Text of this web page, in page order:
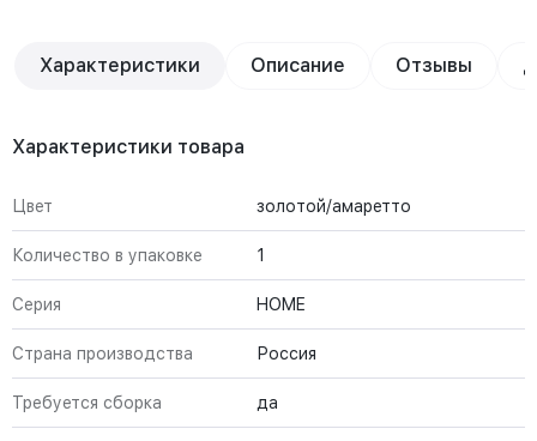
Характеристики Описание Отзывы
Характеристики товара
Цвет золотой/амаретто
Количество в упаковке 1
Серия HOME
Страна производства Россия
Требуется сборка да